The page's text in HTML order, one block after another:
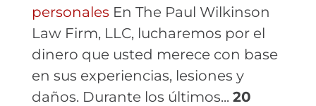
personales En The Paul Wilkinson
Law Firm, LLC, lucharemos por el
dinero que usted merece con base
en sus experiencias, lesiones y
daños. Durante los últimos... 20